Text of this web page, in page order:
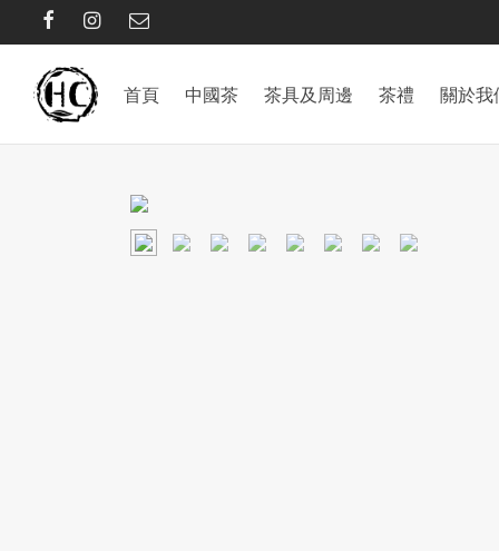
首頁 中國茶 茶具及周邊 茶禮 關於我